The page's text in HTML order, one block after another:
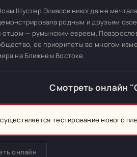
Шустер Элиасси никогда не
родным и друзьям
отцом — румынским евреем.
ее приоритеты во многом
на Ближнем Востоке.
Смотреть онлайн
тестирование нового
онлайн